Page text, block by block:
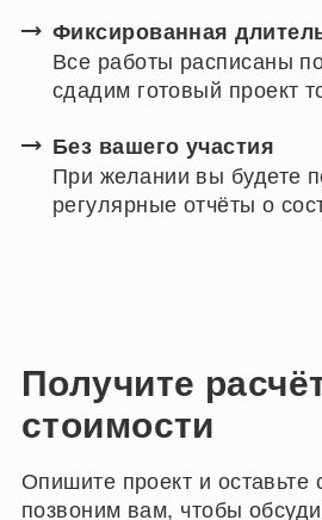
Фиксированная
Все работы расписаны
сдадим готовый проект
Без вашего участия
При желании вы будете
регулярные отчёты о
Получите
стоимости
Опишите проект и
позвоним вам, чтобы